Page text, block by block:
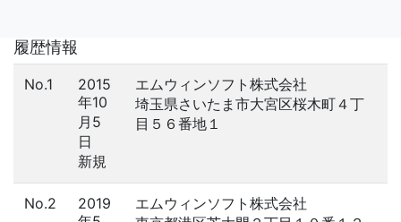
履歴情報
No.1
2015
年10
月5
日
新規
エムウィンソフト株式会社
埼玉県さいたま市大宮区桜木町４丁
目５６番地１
No.2
2019
エムウィンソフト株式会社